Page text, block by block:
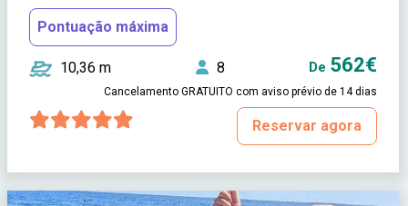
Pontuação máxima
10,36 m 8 De 562€
Cancelamento GRATUITO com aviso prévio de 14 dias
Reservar agora